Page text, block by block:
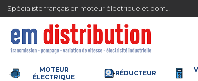
en France métropolitaine à partir de 360 € TTC
MOTEUR
ÉLECTRIQUE
RÉDUCTEUR
Gestion des cookies